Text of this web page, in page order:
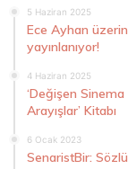
5 Haziran 2025
Ece Ayhan
yayınlanıyor!
4 Haziran 2025
‘Değişen
Arayışlar’ Kitabı
6 Ocak 2023
SenaristBir: